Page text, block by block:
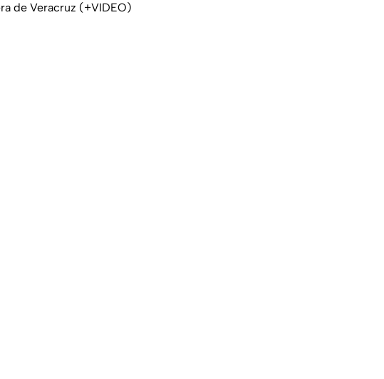
de Veracruz (+VIDEO)